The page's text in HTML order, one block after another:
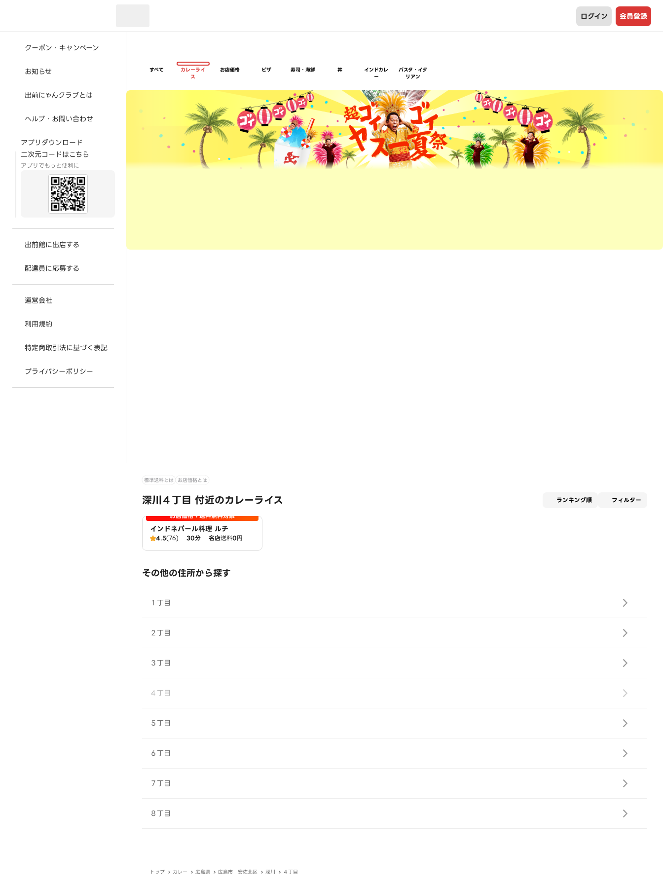
ログイン 会員登録
クーポン・キャンペーン
お知らせ
出前にゃんクラブとは
ヘルプ・お問い合わせ
アプリダウンロード
二次元コードはこちら
アプリでもっと便利に
出前館に出店する
配達員に応募する
運営会社
利用規約
特定商取引法に基づく表記
プライバシーポリシー
すべて
カレーライ
ス
お店価格 ピザ 寿司・海鮮 丼
インドカレ
ー
パスタ・イタ
リアン
超ゴイゴイヤスー夏祭
標準送料とは お店価格とは
深川４丁目 付近のカレーライス ランキング順 フィルター
お店価格＋送料無料対象
インドネパール料理 ルチ
4.5(76) 30分 名店送料0円
その他の住所から探す
１丁目
２丁目
３丁目
４丁目
５丁目
６丁目
７丁目
８丁目
トップ カレー 広島県 広島市 安佐北区 深川 ４丁目